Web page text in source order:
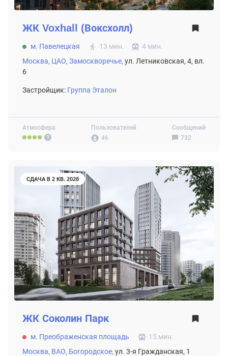
Атмосфера
Пользователей
46
Сообщений
732
ЖК Voxhall (Воксхолл)
м. Павелецкая 13 мин.
4 мин.
Москва, ЦАО, Замоскворечье, ул. Летниковская, 4, вл.
6
Застройщик: Группа Эталон
СДАЧА В 2 КВ. 2028
ЖК Соколин Парк
м. Преображенская площадь
15 мин.
Москва, ВАО, Богородское, ул. 3-я Гражданская, 1